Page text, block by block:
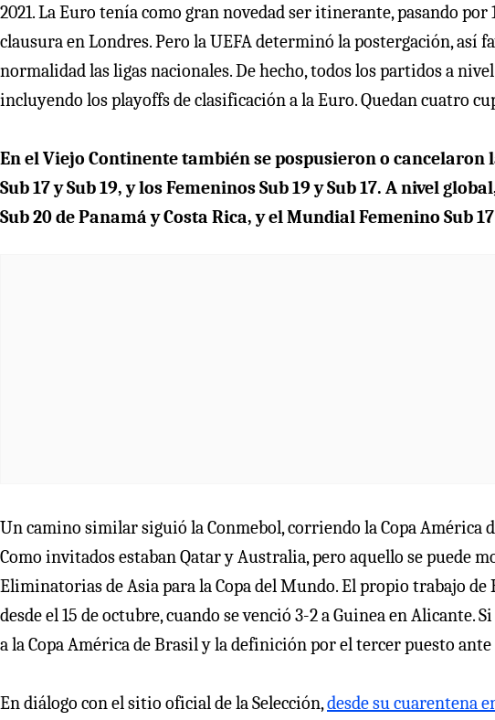
2021. La Euro tenía como gran novedad ser itinerante, pasando
clausura en Londres. Pero la UEFA determinó la postergación,
normalidad las ligas nacionales. De hecho, todos los partidos a
incluyendo los playoffs de clasificación a la Euro. Quedan cuatro
En el Viejo Continente también se pospusieron o cancelaron
Sub 17 y Sub 19, y los Femeninos Sub 19 y Sub 17. A nivel
Sub 20 de Panamá y Costa Rica, y el Mundial Femenino Sub
Un camino similar siguió la Conmebol, corriendo la Copa América
Como invitados estaban Qatar y Australia, pero aquello se puede
Eliminatorias de Asia para la Copa del Mundo. El propio trabajo de
desde el 15 de octubre, cuando se venció 3-2 a Guinea en Alicante.
a la Copa América de Brasil y la definición por el tercer puesto
En diálogo con el sitio oficial de la Selección,desde su cuarentena